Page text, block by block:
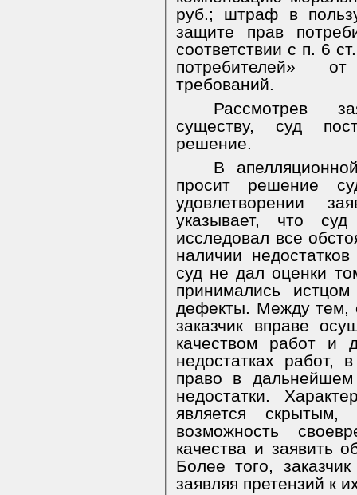
руб.; штраф в
защите прав
соответствии с п. 6
потребителей»
требований.
Рассмотрев
существу, суд
решение.
В
просит решение
удовлетворении
указывает, что
исследовал все
наличии
суд не дал оценки
принимались
дефекты. Между тем,
заказчик вправе
качеством работ и
недостатках работ,
право в
недостатки.
является
возможность
качества и заявить
Более того,
заявляя претензий к